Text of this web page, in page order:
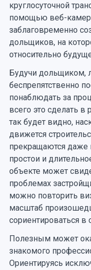
круглосуточной
помощью веб-
заблаговременно
дольщиков, на
относительно
Будучи дольщиком,
беспрепятственно
понаблюдать за
всего это сделать
так будет видно,
движется
прекращаются
простои и
объекте может
проблемах
можно повторить
масштаб
сориентироваться в
Полезным может
знакомого
Ориентируясь